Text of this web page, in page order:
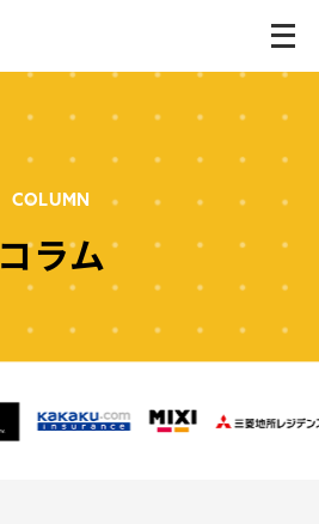
メ
COLUMN
コラム